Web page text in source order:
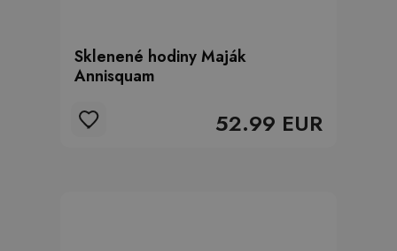
Sklenené hodiny Maják
Annisquam
52.99 EUR